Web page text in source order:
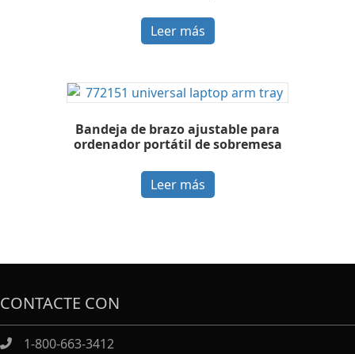
Leer más
Bandeja de brazo ajustable para
ordenador portátil de sobremesa
Leer más
CONTACTE CON
1-800-663-3412